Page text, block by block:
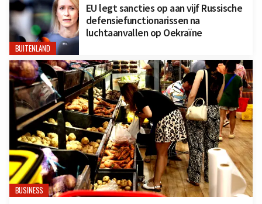
BUITENLAND
EU legt sancties op aan vijf Russische
defensiefunctionarissen na
luchtaanvallen op Oekraïne
BUSINESS